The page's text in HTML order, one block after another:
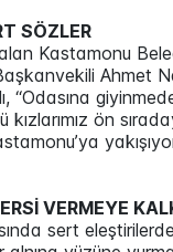
SÖZLER
Kastamonu
Ahmet
“Odasına
ön
VERMEYE
sert